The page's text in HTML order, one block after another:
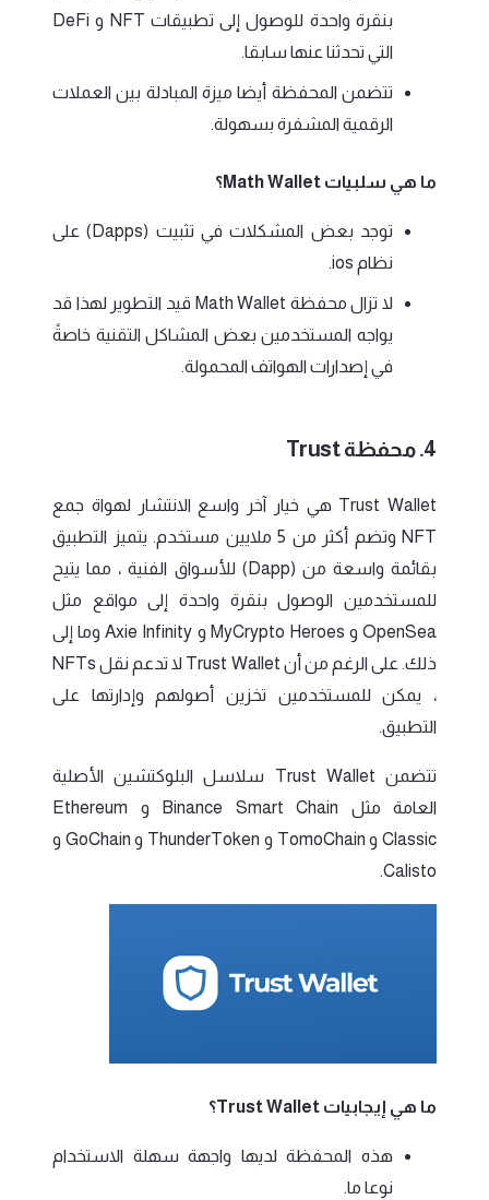
بنقرة واحدة للوصول إلى تطبيقات NFT و DeFi
التي تحدثنا عنها سابقا.
تتضمن المحفظة أيضا ميزة المبادلة بين العملات
الرقمية المشفرة بسهولة.
ما هي سلبيات Math Wallet؟
توجد بعض المشكلات في تثبيت (Dapps) على
نظام ios.
لا تزال محفظة Math Wallet قيد التطوير لهذا قد
يواجه المستخدمين بعض المشاكل التقنية خاصةً
في إصدارات الهواتف المحمولة.
4. محفظة Trust
Trust Wallet هي خيار آخر واسع الانتشار لهواة جمع
NFT وتضم أكثر من 5 ملايين مستخدم. يتميز التطبيق
بقائمة واسعة من (Dapp) للأسواق الفنية ، مما يتيح
للمستخدمين الوصول بنقرة واحدة إلى مواقع مثل
OpenSea و MyCrypto Heroes و Axie Infinity وما إلى
ذلك. على الرغم من أن Trust Wallet لا تدعم نقل NFTs
، يمكن للمستخدمين تخزين أصولهم وإدارتها على
التطبيق.
تتضمن Trust Wallet سلاسل البلوكتشين الأصلية
العامة مثل Binance Smart Chain و Ethereum
Classic و TomoChain و ThunderToken و GoChain و
Calisto.
ما هي إيجابيات Trust Wallet؟
هذه المحفظة لديها واجهة سهلة الاستخدام
نوعا ما.